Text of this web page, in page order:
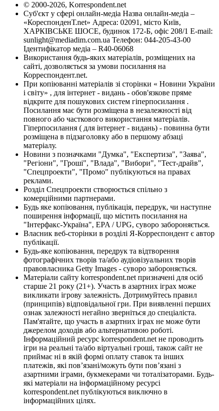
© 2000-2026, Korrespondent.net
Суб'єкт у сфері онлайн-медіа Назва онлайн-медіа –
«КореспонденТ.net» Адреса: 02091, місто Київ,
ХАРКІВСЬКЕ ШОСЕ, будинок 172-Б, офіс 208/1 E-mail:
sunlight@mediadim.com.ua Телефон: 044-205-43-00
Ідентифікатор медіа – R40-06068
Використання будь-яких матеріалів, розміщених на
сайті, дозволяється за умови посилання на
Корреспондент.net.
При копіюванні матеріалів зі сторінки « Новини України
і світу» , для інтернет - видань - обов'язкове пряме
відкрите для пошукових систем гіперпосилання .
Посилання має бути розміщена в незалежності від
повного або часткового використання матеріалів.
Гіперпосилання ( для інтернет - видань) - повинна бути
розміщена в підзаголовку або в першому абзаці
матеріалу.
Новини з позначками "Думка", "Експертиза", "Заява",
"Регіони", "Гроші", "Влада", "Вибори", "Тест-драйв",
"Спецпроекти", "Промо" публікуються на правах
реклами.
Розділ Спецпроекти створюється спільно з
комерційними партнерами.
Будь яке копіювання, публікація, передрук, чи наступне
поширення інформації, що містить посилання на
"Інтерфакс-Україна", EPA / UPG, суворо забороняється.
Власник веб-сторінки в розділі Я-Корреспондент є автор
публікації.
Будь-яке копіювання, передрук та відтворення
фотографічних творів та/або аудіовізуальних творів
правовласника Getty Images - суворо забороняється.
Матеріали сайту korrespondent.net призначені для осіб
старше 21 року (21+). Участь в азартних іграх може
викликати ігрову залежність. Дотримуйтесь правил
(принципів) відповідальної гри. При виявленні перших
ознак залежності негайно зверніться до спеціаліста.
Пам'ятайте, що участь в азартних іграх не може бути
джерелом доходів або альтернативою роботі.
Інформаційний ресурс korrespondent.net не проводить
ігри на реальні та/або віртуальні гроші, також сайт не
приймає ні в якій формі оплату ставок та інших
платежів, які пов’язані/можуть бути пов’язані з
азартними іграми, букмекерами чи тоталізаторами. Будь-
які матеріали на інформаційному ресурсі
korrespondent.net публікуються виключно в
інформаційних цілях.